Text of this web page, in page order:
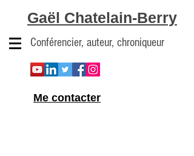
Gaël Chatelain-Berry
Conférencier, auteur, chroniqueur
Me contacter